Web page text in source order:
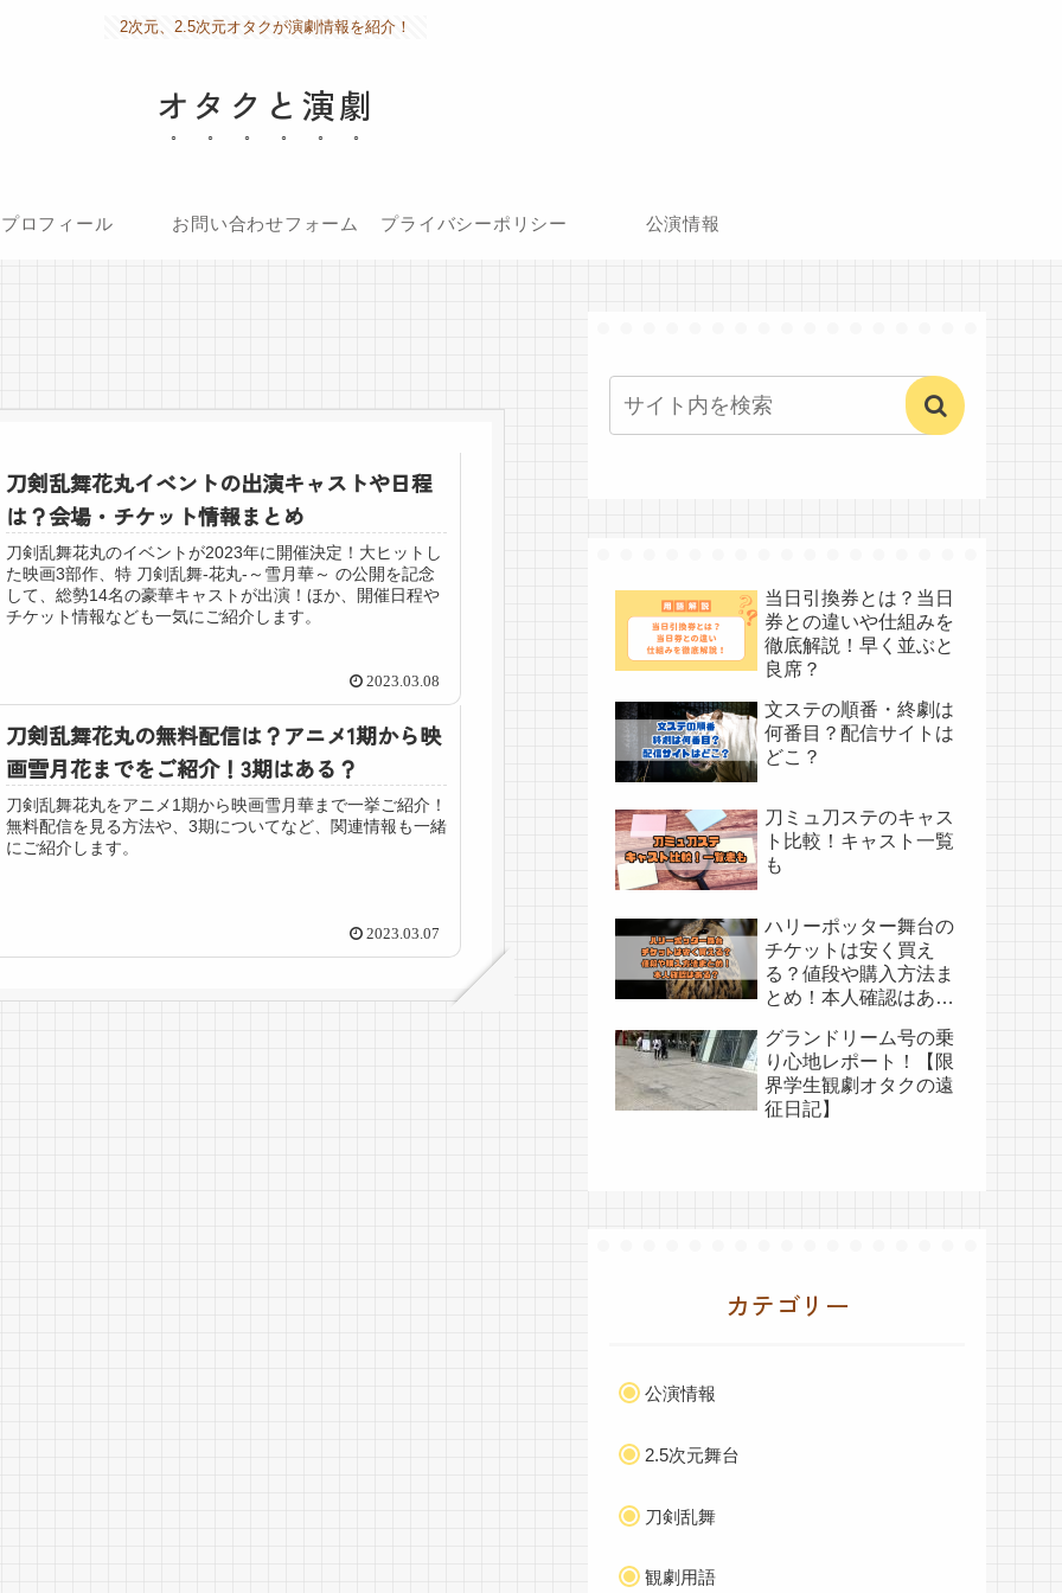
2次元、2.5次元オタクが演劇情報を紹介！
オタクと演劇
プロフィール お問い合わせフォーム プライバシーポリシー 公演情報
刀剣乱舞花丸イベントの出演キャストや日程
は？会場・チケット情報まとめ
刀剣乱舞花丸のイベントが2023年に開催決定！大ヒットし
た映画3部作、特 刀剣乱舞-花丸-～雪月華～ の公開を記念
して、総勢14名の豪華キャストが出演！ほか、開催日程や
チケット情報なども一気にご紹介します。
2023.03.08
刀剣乱舞花丸の無料配信は？アニメ1期から映
画雪月花までをご紹介！3期はある？
刀剣乱舞花丸をアニメ1期から映画雪月華まで一挙ご紹介！
無料配信を見る方法や、3期についてなど、関連情報も一緒
にご紹介します。
2023.03.07
当日引換券とは？当日
券との違いや仕組みを
徹底解説！早く並ぶと
良席？
文ステの順番・終劇は
何番目？配信サイトは
どこ？
刀ミュ刀ステのキャス
ト比較！キャスト一覧
も
ハリーポッター舞台の
チケットは安く買え
る？値段や購入方法ま
とめ！本人確認はあ
グランドリーム号の乗
り心地レポート！【限
界学生観劇オタクの遠
征日記】
カテゴリー
公演情報
2.5次元舞台
刀剣乱舞
観劇用語